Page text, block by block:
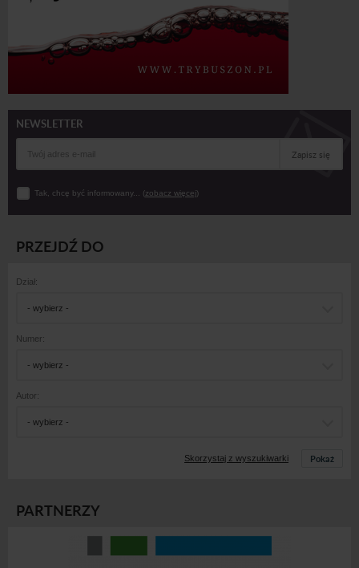
NEWSLETTER
Zapisz się
Tak, chcę być informowany... (zobacz więcej)
PRZEJDŹ DO
Dział:
- wybierz -
Numer:
- wybierz -
Autor:
- wybierz -
Skorzystaj z wyszukiwarki Pokaż
PARTNERZY